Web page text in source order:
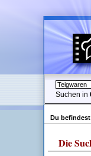
Suchen in
Du
Die